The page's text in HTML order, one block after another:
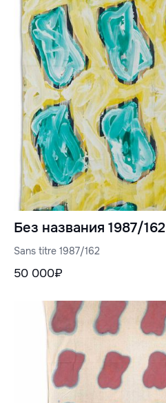
Без названия 1987/162
Sans titre 1987/162
50 000₽